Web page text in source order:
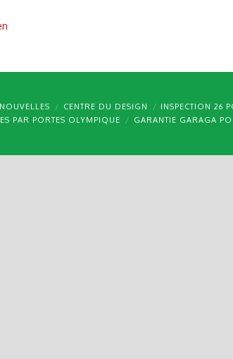
NOUVELLES CENTRE DU DESIGN INSPECTION 26
PAR PORTES OLYMPIQUE
GARANTIE GARAGA